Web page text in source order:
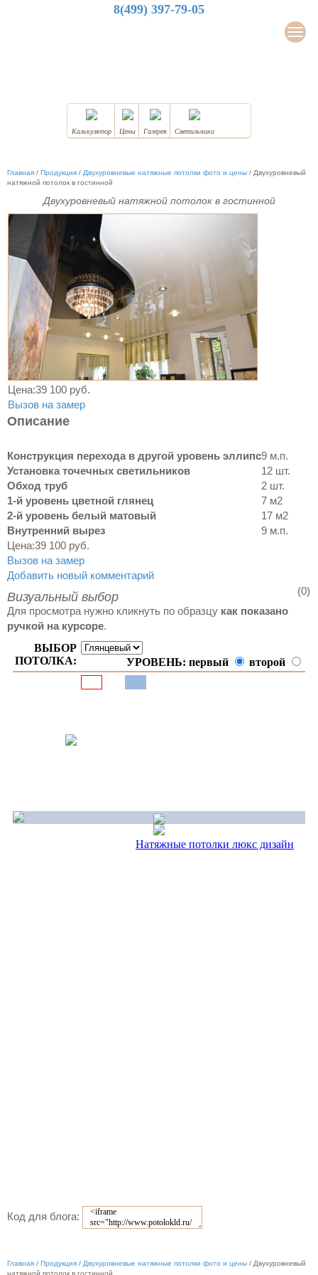
8(499) 397-79-05
Калькулятор Цены Галерея Светильники
Главная / Продукция / Двухуровневые натяжные потолки фото и цены / Двухуровневый
натяжной потолок в гостинной
Двухуровневый натяжной потолок в гостинной
Цена:39 100 руб.
Вызов на замер
Описание
Конструкция перехода в другой уровень эллипс9 м.п.
Установка точечных светильников
12 шт.
Обход труб
2 шт.
1-й уровень цветной глянец
7 м2
2-й уровень белый матовый
17 м2
Внутренний вырез
9 м.п.
Цена:39 100 руб.
Вызов на замер
Добавить новый комментарий
(0)
Визуальный выбор
Для просмотра нужно кликнуть по образцу как показано
ручкой на курсоре.
Код для блога:
Главная / Продукция / Двухуровневые натяжные потолки фото и цены / Двухуровневый
натяжной потолок в гостинной